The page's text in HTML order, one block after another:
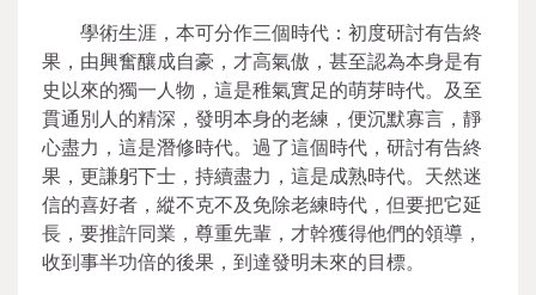
學術生涯，本可分作三個時代：初度研討有告終
果，由興奮釀成自豪，才高氣傲，甚至認為本身是有
史以來的獨一人物，這是稚氣實足的萌芽時代。及至
貫通別人的精深，發明本身的老練，便沉默寡言，靜
心盡力，這是潛修時代。過了這個時代，研討有告終
果，更謙躬下士，持續盡力，這是成熟時代。天然迷
信的喜好者，縱不克不及免除老練時代，但要把它延
長，要推許同業，尊重先輩，才幹獲得他們的領導，
收到事半功倍的後果，到達發明未來的目標。